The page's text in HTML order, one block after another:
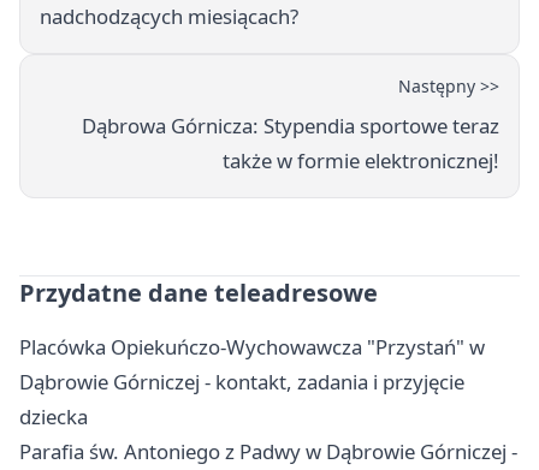
nadchodzących miesiącach?
Następny >>
Dąbrowa Górnicza: Stypendia sportowe teraz
także w formie elektronicznej!
Przydatne dane teleadresowe
Placówka Opiekuńczo-Wychowawcza "Przystań" w
Dąbrowie Górniczej - kontakt, zadania i przyjęcie
dziecka
Parafia św. Antoniego z Padwy w Dąbrowie Górniczej -